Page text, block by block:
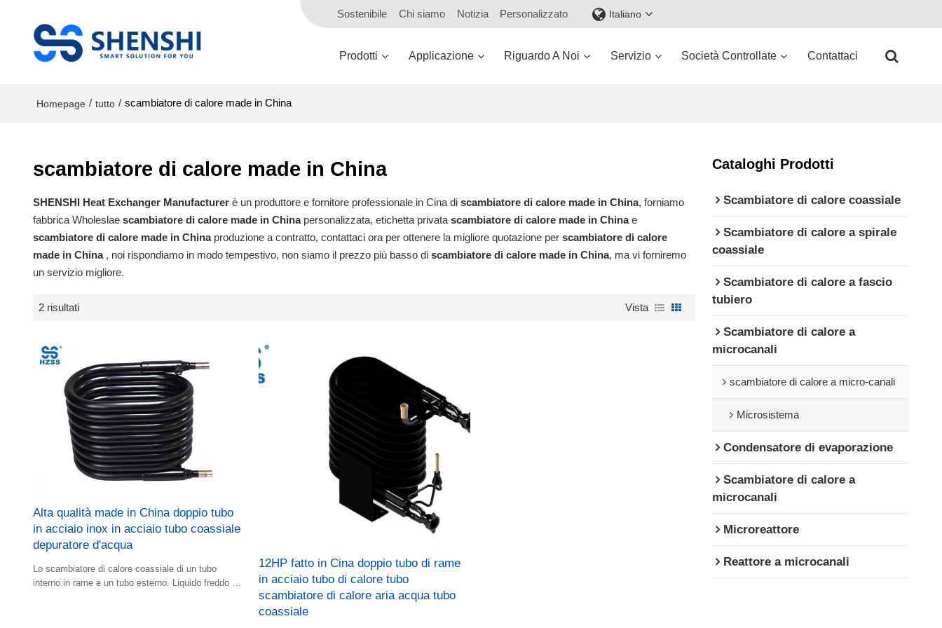
Sostenibile Chi siamo Notizia Personalizzato Italiano
Prodotti Applicazione Riguardo A Noi Servizio Società Controllate Contattaci
Homepage / tutto / scambiatore di calore made in China
scambiatore di calore made in China
SHENSHI Heat Exchanger Manufacturer​è un produttore e fornitore professionale in Cina di scambiatore di calore made in China, forniamo
fabbrica Wholeslae scambiatore di calore made in Chinapersonalizzata, etichetta privata scambiatore di calore made in Chinae
scambiatore di calore made in Chinaproduzione a contratto, contattaci ora per ottenere la migliore quotazione per scambiatore di calore
made in China, noi rispondiamo in modo tempestivo, non siamo il prezzo più basso di scambiatore di calore made in China, ma vi forniremo
un servizio migliore.
2 risultati Vista
Alta qualità made in China doppio tubo
in acciaio inox in acciaio tubo coassiale
depuratore d'acqua
Lo scambiatore di calore coassiale di un tubo
interno in rame e un tubo esterno. Liquido freddo e
12HP fatto in Cina doppio tubo di rame
in acciaio tubo di calore tubo
scambiatore di calore aria acqua tubo
coassiale
Cataloghi Prodotti
Scambiatore di calore coassiale
Scambiatore di calore a spirale
coassiale
Scambiatore di calore a fascio
tubiero
Scambiatore di calore a
microcanali
scambiatore di calore a micro-canali
Microsistema
Condensatore di evaporazione
Scambiatore di calore a
microcanali
Microreattore
Reattore a microcanali